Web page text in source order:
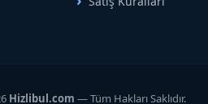
Hizlibul.com — Tüm Hakları Saklıdır.